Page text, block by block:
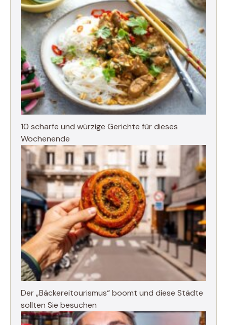
10 scharfe und würzige Gerichte für dieses
Wochenende
Der „Bäckereitourismus“ boomt und diese Städte
sollten Sie besuchen